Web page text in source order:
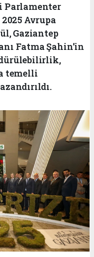
Parlamenter
Avrupa
Gaziantep
Fatma Şahin’in
temelli